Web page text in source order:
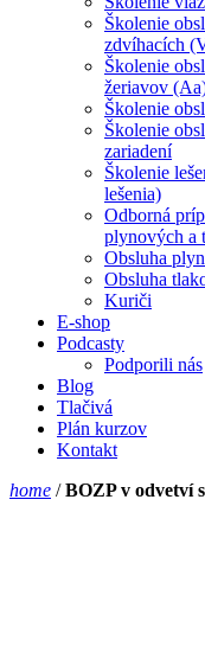
Školenie
zdvíhacích
Školenie
žeriavov
Školenie
Školenie
zariadení
Školenie
lešenia)
Odborná
plynových a
Obsluha
Obsluha
Kuriči
E-shop
Podcasty
Podporili nás
Blog
Tlačivá
Plán kurzov
Kontakt
home /BOZP v odvetví